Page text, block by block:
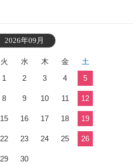
2026年09月
火 水 木 金
土
1
2 3 4 5
8 9 10 11 12
15 16 17 18 19
22 23 24 25 26
29 30